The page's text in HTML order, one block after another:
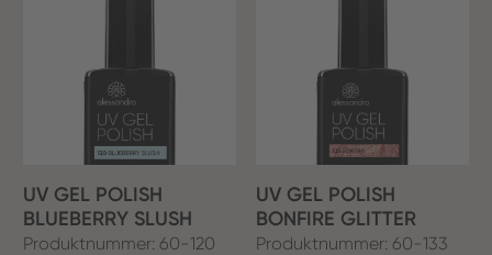
UV GEL POLISH
BLUEBERRY SLUSH
Produktnummer: 60-120
UV GEL POLISH
BONFIRE GLITTER
Produktnummer: 60-133